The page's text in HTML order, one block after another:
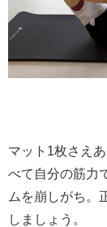
マット1枚さえ
べて自分の筋力
ムを崩しがち。
しましょう。